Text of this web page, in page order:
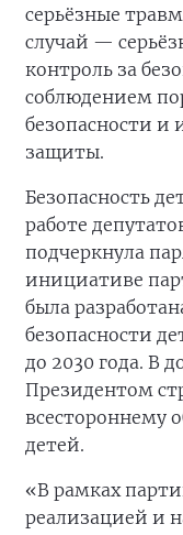
серьёзные
случай —
контроль за
соблюдением
безопасности и
защиты.
Безопасность
работе
подчеркнула
инициативе
была
безопасности
до 2030 года. В
Президентом
всестороннему
детей.
«В рамках
реализацией и